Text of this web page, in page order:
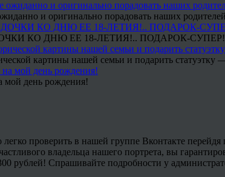
и оригинально порадовать наших
КО ДНЮ ЕЕ 18-ЛЕТИЯ!.. ПОДАРОК-
картины нашей семьи и подарить
мой день рождения!
проверить в нашей группе Вконтакте перейдя
владельца нашего портрета, вы
рублей! Спрашивайте подробности у